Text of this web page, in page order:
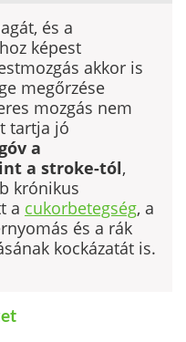
és a
képest
akkor is
megőrzése
mozgás nem
tartja jó
a
a stroke-tól,
krónikus
a cukorbetegség, a
és a rák
kockázatát is.